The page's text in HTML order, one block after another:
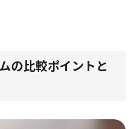
の比較ポイントと